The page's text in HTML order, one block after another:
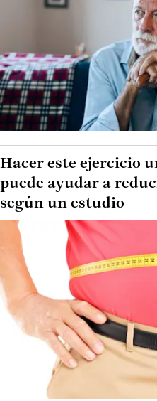
Hacer este ejercicio
puede ayudar a
según un estudio